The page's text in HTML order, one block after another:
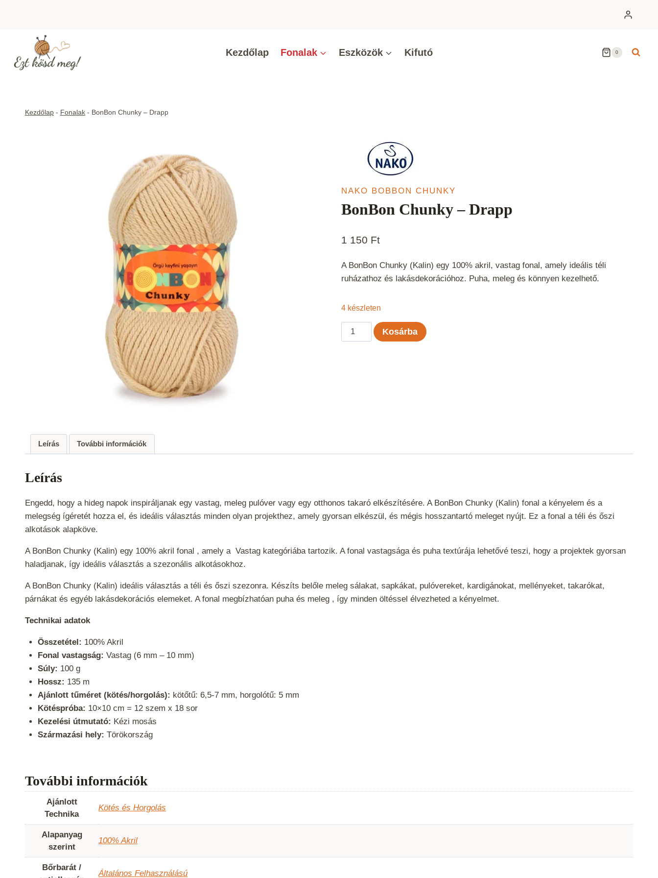
Kezdőlap Fonalak Eszközök Kifutó 0
Kezdőlap - Fonalak - BonBon Chunky – Drapp
NAKO BOBBON CHUNKY
BonBon Chunky – Drapp
1 150 Ft
A BonBon Chunky (Kalin) egy 100% akril, vastag fonal, amely ideális téli
ruházathoz és lakásdekorációhoz. Puha, meleg és könnyen kezelhető.
4 készleten
BonBon
Chunky
Kosárba
Leírás További információk
Leírás
Engedd, hogy a hideg napok inspiráljanak egy vastag, meleg pulóver vagy egy otthonos takaró elkészítésére. A BonBon Chunky (Kalin) fonal a kényelem és a
melegség ígéretét hozza el, és ideális választás minden olyan projekthez, amely gyorsan elkészül, és mégis hosszantartó meleget nyújt. Ez a fonal a téli és őszi
alkotások alapköve.
A BonBon Chunky (Kalin) egy 100% akril fonal , amely a Vastag kategóriába tartozik. A fonal vastagsága és puha textúrája lehetővé teszi, hogy a projektek gyorsan
haladjanak, így ideális választás a szezonális alkotásokhoz.
A BonBon Chunky (Kalin) ideális választás a téli és őszi szezonra. Készíts belőle meleg sálakat, sapkákat, pulóvereket, kardigánokat, mellényeket, takarókat,
párnákat és egyéb lakásdekorációs elemeket. A fonal megbízhatóan puha és meleg , így minden öltéssel élvezheted a kényelmet.
Technikai adatok
Összetétel: 100% Akril
Fonal vastagság: Vastag (6 mm – 10 mm)
Súly: 100 g
Hossz: 135 m
Ajánlott tűméret (kötés/horgolás): kötőtű: 6,5-7 mm, horgolótű: 5 mm
Kötéspróba: 10×10 cm = 12 szem x 18 sor
Kezelési útmutató: Kézi mosás
Származási hely: Törökország
További információk
Ajánlott
Technika
Kötés és Horgolás
Alapanyag
szerint
100% Akril
Bőrbarát /
Általános Felhasználású